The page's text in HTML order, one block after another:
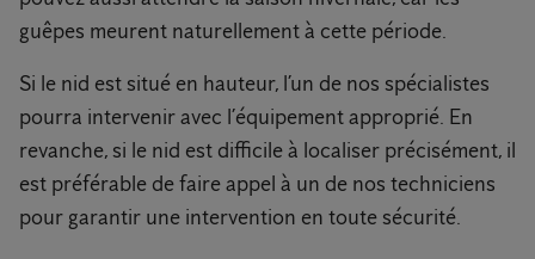
guêpes meurent naturellement à cette période.
Si le nid est situé en hauteur, l’un de nos spécialistes
pourra intervenir avec l’équipement approprié. En
revanche, si le nid est difficile à localiser précisément, il
est préférable de faire appel à un de nos techniciens
pour garantir une intervention en toute sécurité.